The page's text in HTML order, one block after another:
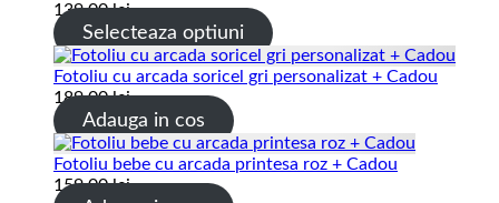
139.00lei
Selecteaza optiuni
Fotoliu cu arcada soricel gri personalizat + Cadou
189.00lei
Adauga in cos
Fotoliu bebe cu arcada printesa roz + Cadou
159.00lei